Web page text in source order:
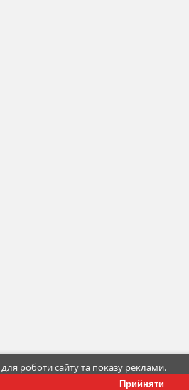
роботи сайту та показу реклами.
Прийняти